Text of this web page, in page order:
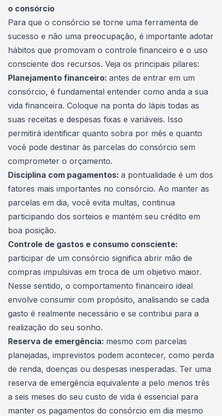
o consórcio
Para que o consórcio se torne uma ferramenta de
sucesso e não uma preocupação, é importante adotar
hábitos que promovam o controle financeiro e o uso
consciente dos recursos. Veja os principais pilares:
Planejamento financeiro: antes de entrar em um
consórcio, é fundamental entender como anda a sua
vida financeira. Coloque na ponta do lápis todas as
suas receitas e despesas fixas e variáveis. Isso
permitirá identificar quanto sobra por mês e quanto
você pode destinar às parcelas do consórcio sem
comprometer o orçamento.
Disciplina com pagamentos: a pontualidade é um dos
fatores mais importantes no consórcio. Ao manter as
parcelas em dia, você evita multas, continua
participando dos sorteios e mantém seu crédito em
boa posição.
Controle de gastos e consumo consciente:
participar de um consórcio significa abrir mão de
compras impulsivas em troca de um objetivo maior.
Nesse sentido, o comportamento financeiro ideal
envolve consumir com propósito, analisando se cada
gasto é realmente necessário e se contribui para a
realização do seu sonho.
Reserva de emergência: mesmo com parcelas
planejadas, imprevistos podem acontecer, como perda
de renda, doenças ou despesas inesperadas. Ter uma
reserva de emergência equivalente a pelo menos três
a seis meses do seu custo de vida é essencial para
manter os pagamentos do consórcio em dia mesmo